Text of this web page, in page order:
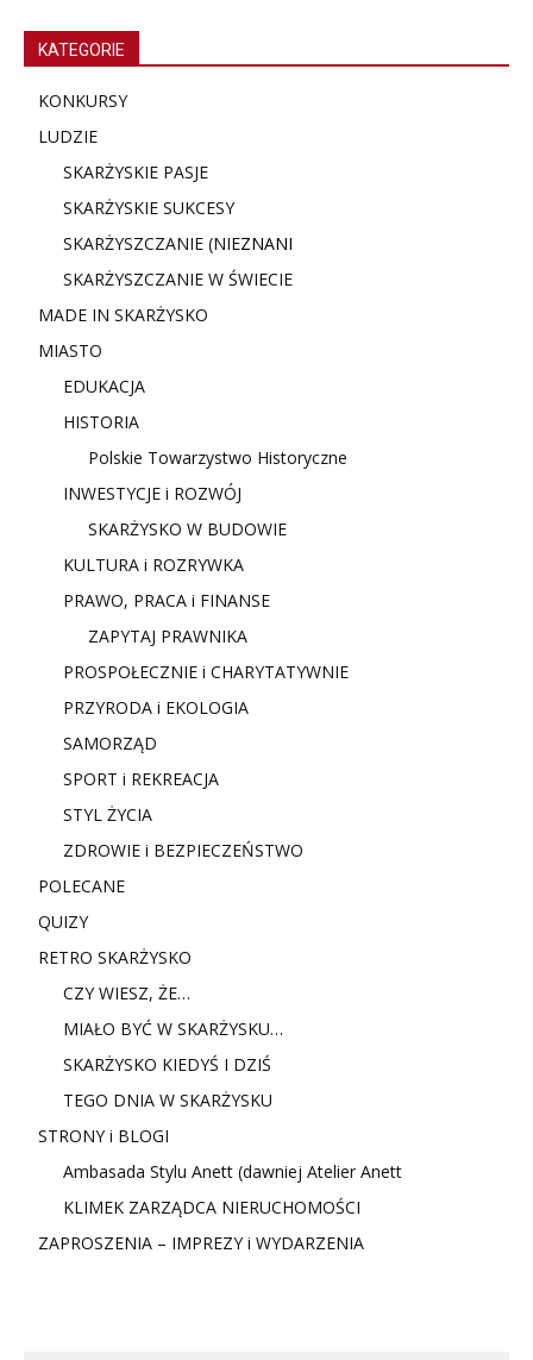
KATEGORIE
KONKURSY
LUDZIE
SKARŻYSKIE PASJE
SKARŻYSKIE SUKCESY
SKARŻYSZCZANIE (NIEZNANI
SKARŻYSZCZANIE W ŚWIECIE
MADE IN SKARŻYSKO
MIASTO
EDUKACJA
HISTORIA
Polskie Towarzystwo Historyczne
INWESTYCJE i ROZWÓJ
SKARŻYSKO W BUDOWIE
KULTURA i ROZRYWKA
PRAWO, PRACA i FINANSE
ZAPYTAJ PRAWNIKA
PROSPOŁECZNIE i CHARYTATYWNIE
PRZYRODA i EKOLOGIA
SAMORZĄD
SPORT i REKREACJA
STYL ŻYCIA
ZDROWIE i BEZPIECZEŃSTWO
POLECANE
QUIZY
RETRO SKARŻYSKO
CZY WIESZ, ŻE…
MIAŁO BYĆ W SKARŻYSKU…
SKARŻYSKO KIEDYŚ I DZIŚ
TEGO DNIA W SKARŻYSKU
STRONY i BLOGI
Ambasada Stylu Anett (dawniej Atelier Anett
KLIMEK ZARZĄDCA NIERUCHOMOŚCI
ZAPROSZENIA – IMPREZY i WYDARZENIA